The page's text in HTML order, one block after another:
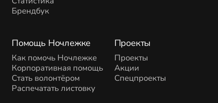
Брендбук
Помощь Ночлежке
Как помочь Ночлежке
Корпоративная помощь
Стать волонтёром
Распечатать листовку
Проекты
Проекты
Акции
Спецпроекты